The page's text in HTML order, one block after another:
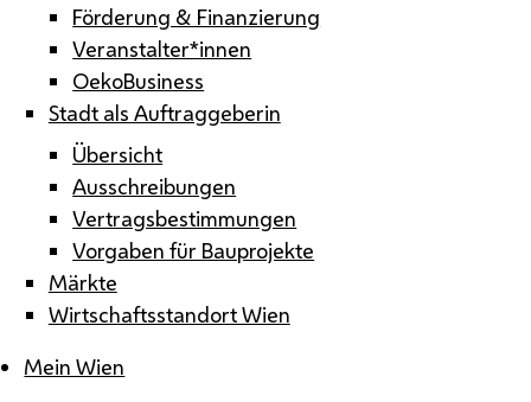
Förderung & Finanzierung
Veranstalter*innen
OekoBusiness
Stadt als Auftraggeberin
Übersicht
Ausschreibungen
Vertragsbestimmungen
Vorgaben für Bauprojekte
Märkte
Wirtschaftsstandort Wien
Mein Wien